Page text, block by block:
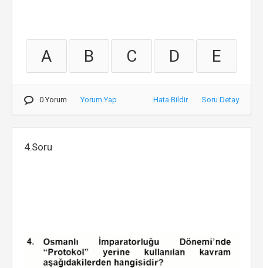
A B C D E
0 Yorum Yorum Yap Hata Bildir Soru Detay
4.Soru